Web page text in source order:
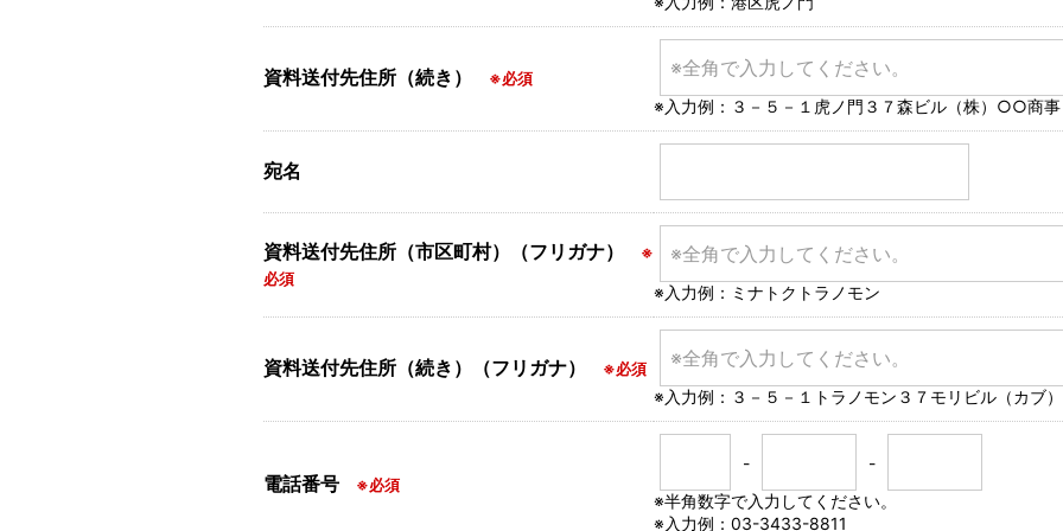
資料送付先住所（続き） ※必須
※入力例：３－５－１虎ノ門３７森ビル（株）○○商事
宛名
資料送付先住所（市区町村）（フリガナ）
※
必須
※入力例：ミナトクトラノモン
資料送付先住所（続き）（フリガナ） ※必須
※入力例：３－５－１トラノモン３７モリビル（カブ
電話番号 ※必須
-
-
※半角数字で入力してください。
※入力例：03-3433-8811